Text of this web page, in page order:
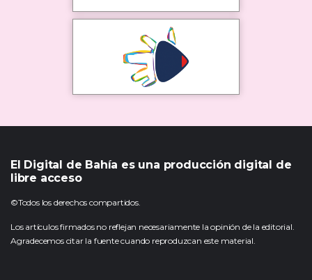
El Digital de Bahía es una producción digital de
libre acceso
©Todos los derechos compartidos.
Los artículos firmados no reflejan necesariamente la opinión de la editorial.
Agradecemos citar la fuente cuando reproduzcan este material.